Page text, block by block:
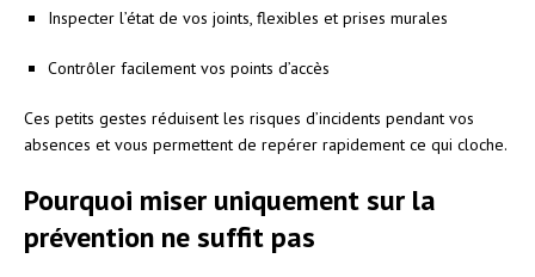
Inspecter l’état de vos joints, flexibles et prises murales
Contrôler facilement vos points d’accès
Ces petits gestes réduisent les risques d’incidents pendant vos
absences et vous permettent de repérer rapidement ce qui cloche.
Pourquoi miser uniquement sur la
prévention ne suffit pas